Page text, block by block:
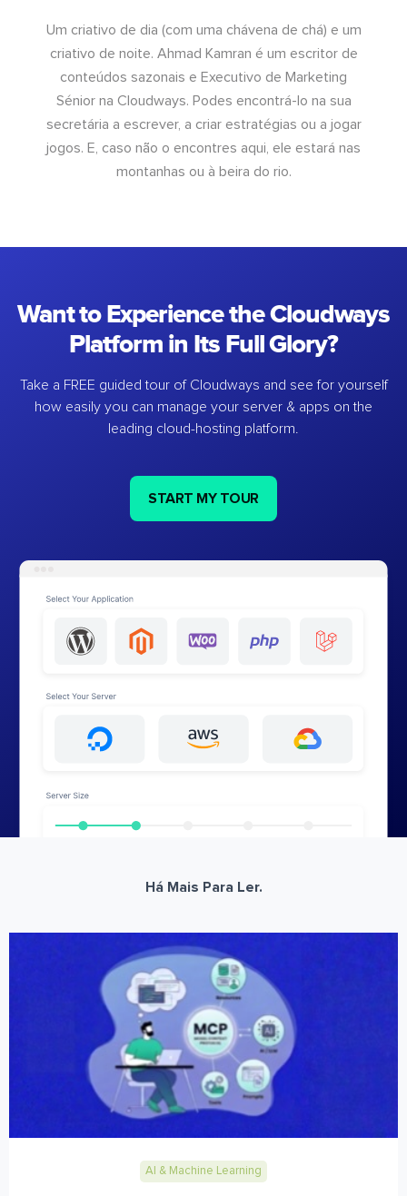
Um criativo de dia (com uma chávena de chá) e um
criativo de noite. Ahmad Kamran é um escritor de
conteúdos sazonais e Executivo de Marketing
Sénior na Cloudways. Podes encontrá-lo na sua
secretária a escrever, a criar estratégias ou a jogar
jogos. E, caso não o encontres aqui, ele estará nas
montanhas ou à beira do rio.
Want to Experience the Cloudways
Platform in Its Full Glory?
Take a FREE guided tour of Cloudways and see for yourself
how easily you can manage your server & apps on the
leading cloud-hosting platform.
START MY TOUR
Há Mais Para Ler.
AI & Machine Learning